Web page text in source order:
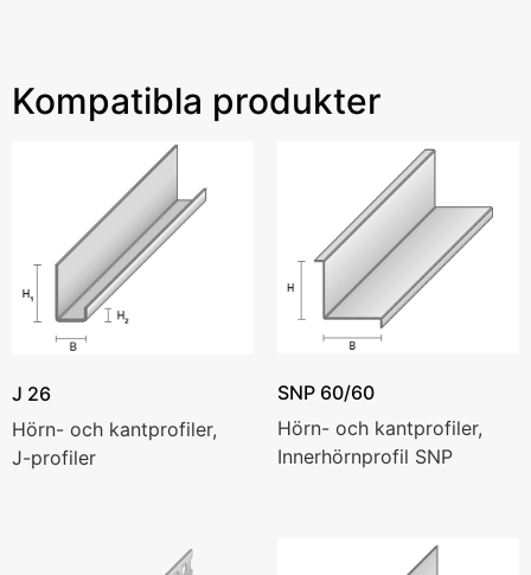
Kompatibla produkter
J 26
Hörn- och kantprofiler,
J-profiler
SNP 60/60
Hörn- och kantprofiler,
Innerhörnprofil SNP